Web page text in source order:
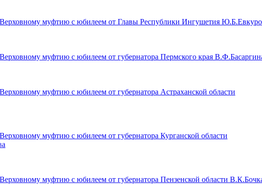
муфтию с юбилеем от Главы Республики Ингушетия
муфтию с юбилеем от губернатора Пермского края
муфтию с юбилеем от губернатора Астраханской области
муфтию с юбилеем от губернатора Курганской области
муфтию с юбилеем от губернатора Пензенской области